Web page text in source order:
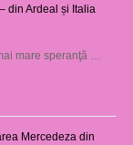
din Ardeal și Italia
mare speranţă …
Mercedeza din